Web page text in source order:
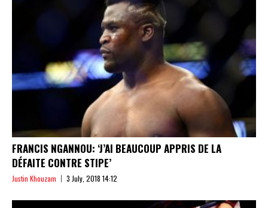
FRANCIS NGANNOU: ‘J’AI BEAUCOUP APPRIS DE LA
DÉFAITE CONTRE STIPE’
Justin Khouzam 3 July, 2018 14:12